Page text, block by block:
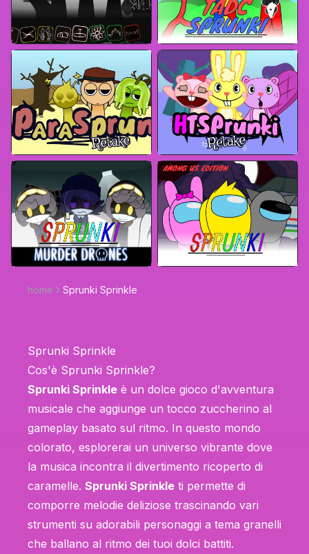
home Sprunki Sprinkle
Sprunki Sprinkle
Cos'è Sprunki Sprinkle?
Sprunki Sprinkle è un dolce gioco d'avventura
musicale che aggiunge un tocco zuccherino al
gameplay basato sul ritmo. In questo mondo
colorato, esplorerai un universo vibrante dove
la musica incontra il divertimento ricoperto di
caramelle. Sprunki Sprinkle ti permette di
comporre melodie deliziose trascinando vari
strumenti su adorabili personaggi a tema granelli
che ballano al ritmo dei tuoi dolci battiti.